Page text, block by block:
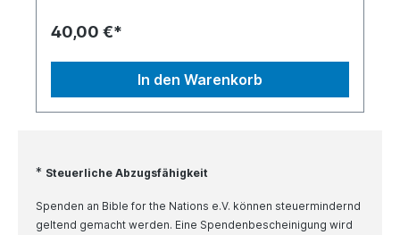
40,00 €*
In den Warenkorb
* Steuerliche Abzugsfähigkeit
Spenden an Bible for the Nations e.V. können steuermindernd
geltend gemacht werden. Eine Spendenbescheinigung wird